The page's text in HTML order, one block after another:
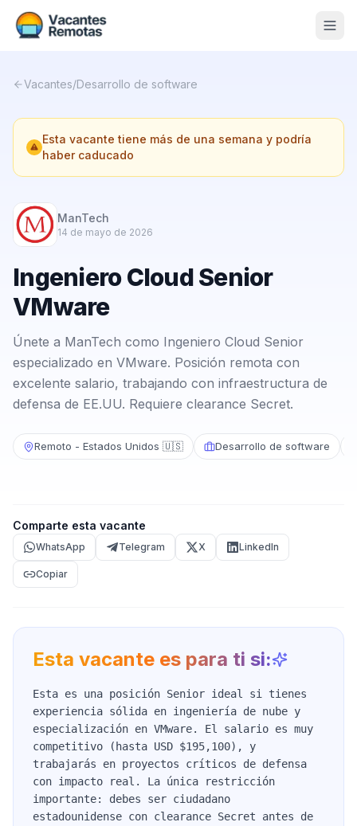
Nosotros
Contacto
Calculadora Freelance
Vacantes/Desarrollo de software
Esta vacante tiene más de una semana y podría
haber caducado
ManTech
14 de mayo de 2026
Ingeniero Cloud Senior
VMware
Únete a ManTech como Ingeniero Cloud Senior
especializado en VMware. Posición remota con
excelente salario, trabajando con infraestructura de
defensa de EE.UU. Requiere clearance Secret.
Remoto - Estados Unidos 🇺🇸 Desarrollo de software
Comparte esta vacante
WhatsApp Telegram X LinkedIn
Copiar
Esta vacante es para ti si:
Esta es una posición Senior ideal si tienes
experiencia sólida en ingeniería de nube y
especialización en VMware. El salario es muy
competitivo (hasta USD $195,100), y
trabajarás en proyectos críticos de defensa
con impacto real. La única restricción
importante: debes ser ciudadano
estadounidense con clearance Secret antes de